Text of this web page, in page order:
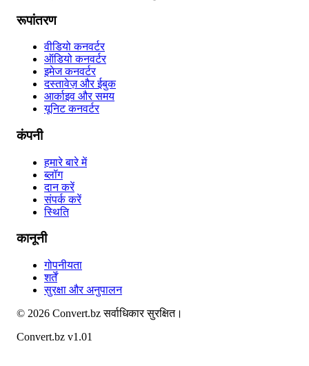
रूपांतरण
वीडियो कनवर्टर
ऑडियो कनवर्टर
इमेज कनवर्टर
दस्तावेज़ और ईबुक
आर्काइव और समय
यूनिट कनवर्टर
कंपनी
हमारे बारे में
ब्लॉग
दान करें
संपर्क करें
स्थिति
कानूनी
गोपनीयता
शर्तें
सुरक्षा और अनुपालन
© 2026 Convert.bzसर्वाधिकार सुरक्षित।
Convert.bz v1.01